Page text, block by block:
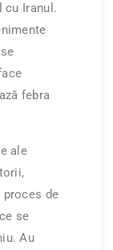
Iranul.
febra
ale
proces de
se
Au